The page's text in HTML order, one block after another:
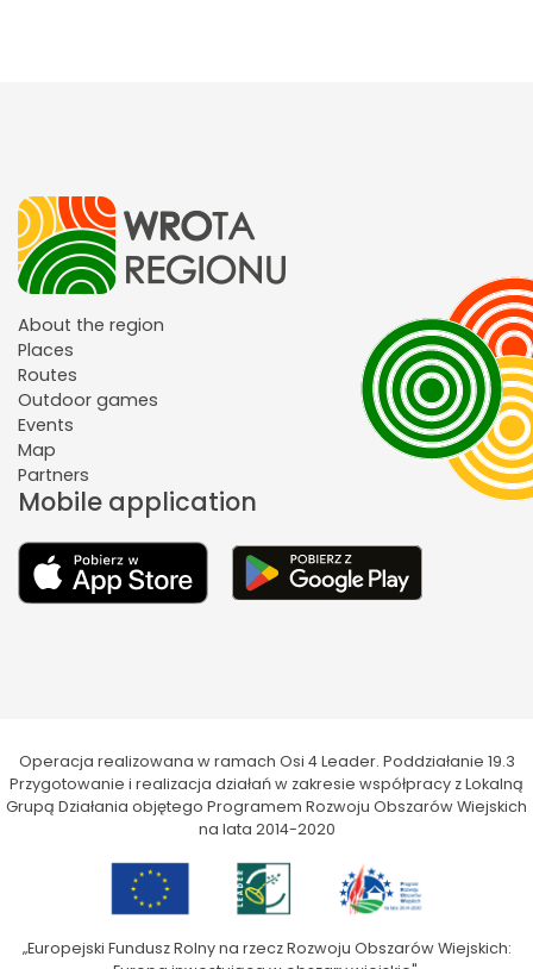
About the region
Places
Routes
Outdoor games
Events
Map
Partners
Mobile application
Operacja realizowana w ramach Osi 4 Leader. Poddziałanie 19.3
Przygotowanie i realizacja działań w zakresie współpracy z Lokalną
Grupą Działania objętego Programem Rozwoju Obszarów Wiejskich
na lata 2014-2020
„Europejski Fundusz Rolny na rzecz Rozwoju Obszarów Wiejskich: